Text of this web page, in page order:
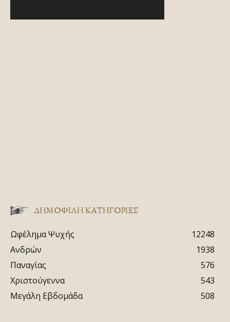
ΔΗΜΟΦΙΛΗ ΚΑΤΗΓΟΡΙΕΣ
Ωφέλημα Ψυχής
12248
Ανδρών
1938
Παναγίας
576
Χριστούγεννα
543
Μεγάλη Εβδομάδα
508